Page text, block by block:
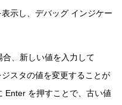
示し、デバッグ インジケー
、新しい値を入力して
スタの値を変更することが
Enter を押すことで、古い値